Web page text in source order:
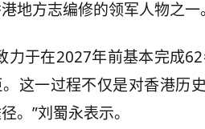
地方志编修的领军人物之一。
力于在2027年前基本完成
这一过程不仅是对香港历
。”刘蜀永表示。